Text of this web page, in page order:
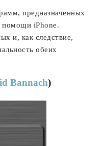
предназначенных
помощи iPhone.
и, как следствие,
обеих
Bannach)